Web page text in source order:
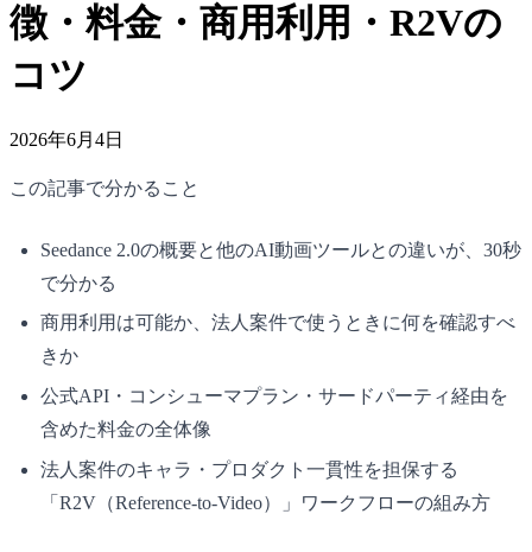
徴・料金・商用利用・R2Vの
コツ
2026年6月4日
この記事で分かること
Seedance 2.0の概要と他のAI動画ツールとの違いが、30秒
で分かる
商用利用は可能か、法人案件で使うときに何を確認すべ
きか
公式API・コンシューマプラン・サードパーティ経由を
含めた料金の全体像
法人案件のキャラ・プロダクト一貫性を担保する
「R2V（Reference-to-Video）」ワークフローの組み方